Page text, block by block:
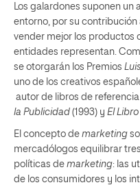
Los galardones suponen un
entorno, por su contribución
vender mejor los productos
entidades representan.
se otorgarán los Premios
uno de los creativos
autor de libros de
la Publicidad (1993) y El
El concepto de marketing
mercadólogos equilibrar
políticas de marketing: las
de los consumidores y los